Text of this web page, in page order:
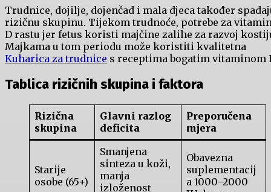
Trudnice, dojilje, dojenčad i mala djeca također
rizičnu skupinu. Tijekom trudnoće, potrebe za
D rastu jer fetus koristi majčine zalihe za razvoj
Majkama u tom periodu može koristiti kvalitetna
Kuharica za trudnice s receptima bogatim vitaminom
Tablica rizičnih skupina i faktora
Rizična
skupina
Glavni razlog
deficita
Preporučena
mjera
Starije
osobe (65+)
Smanjena
sinteza u koži,
manja
izloženost
Obavezna
suplementacij
a 1000–2000